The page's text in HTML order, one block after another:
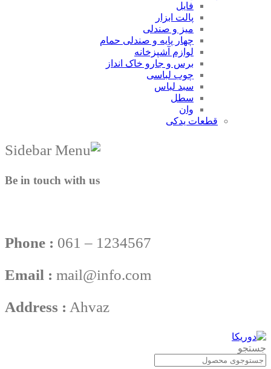
فایل
پالت ابزار
میز و صندلی
چهار پایه و صندلی حمام
لوازم آشپزخانه
برس و جارو خاک انداز
چوب لباسی
سبد لباس
سطل
وان
قطعات یدکی
Be in touch with us
Phone : 061 – 1234567
Email : mail@info.com
Address : Ahvaz
جستجو